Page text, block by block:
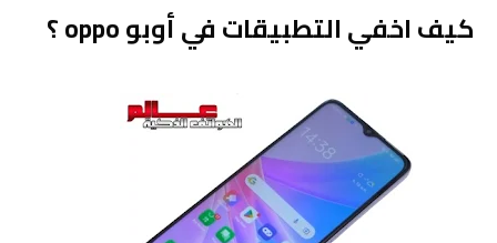
كيف اخفي التطبيقات في أوبو oppo ؟